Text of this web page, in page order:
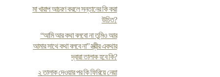
মা খারাপ আচরণ করলে সন্তানের কি করা
উচিত?
“আমি আর কথা বলবো না তুমিও আর
আমার সাথে কথা বলবে না” স্ত্রীর একথার
দ্বারা তালাক হবে কি?
২ তালাক দেওয়ার পর কি ফিরিয়ে নেয়া